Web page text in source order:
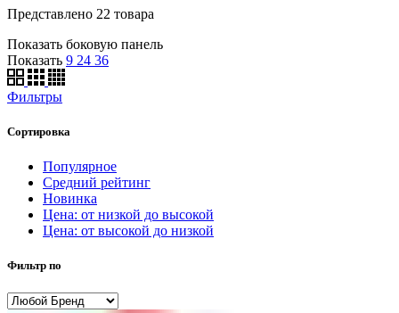
Представлено 22 товара
Показать боковую панель
Показать 9 24 36
Фильтры
Сортировка
Популярное
Средний рейтинг
Новинка
Цена: от низкой до высокой
Цена: от высокой до низкой
Фильтр по